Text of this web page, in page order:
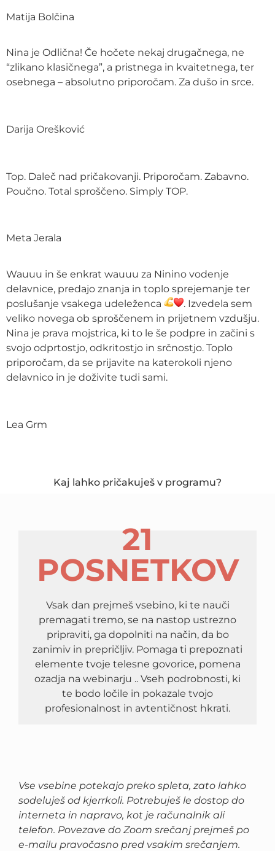
Matija Bolčina
Nina je Odlična! Če hočete nekaj drugačnega, ne
“zlikano klasičnega”, a pristnega in kvaitetnega, ter
osebnega – absolutno priporočam. Za dušo in srce.
Darija Orešković
Top. Daleč nad pričakovanji. Priporočam. Zabavno.
Poučno. Total sproščeno. Simply TOP.
Meta Jerala
Wauuu in še enkrat wauuu za Ninino vodenje
delavnice, predajo znanja in toplo sprejemanje ter
poslušanje vsakega udeleženca
. Izvedela sem
veliko novega ob sproščenem in prijetnem vzdušju.
Nina je prava mojstrica, ki to le še podpre in začini s
svojo odprtostjo, odkritostjo in srčnostjo. Toplo
priporočam, da se prijavite na katerokoli njeno
delavnico in je doživite tudi sami.
Lea Grm
Kaj lahko pričakuješ v programu?
21
POSNETKOV
Vsak dan prejmeš vsebino, ki te nauči
premagati tremo, se na nastop ustrezno
pripraviti, ga dopolniti na način, da bo
zanimiv in prepričljiv. Pomaga ti prepoznati
elemente tvoje telesne govorice, pomena
ozadja na webinarju .. Vseh podrobnosti, ki
te bodo ločile in pokazale tvojo
profesionalnost in avtentičnost hkrati.
Vse vsebine potekajo preko spleta, zato lahko
sodeluješ od kjerrkoli. Potrebuješ le dostop do
interneta in napravo, kot je računalnik ali
telefon. Povezave do Zoom srečanj prejmeš po
e-mailu pravočasno pred vsakim srečanjem.